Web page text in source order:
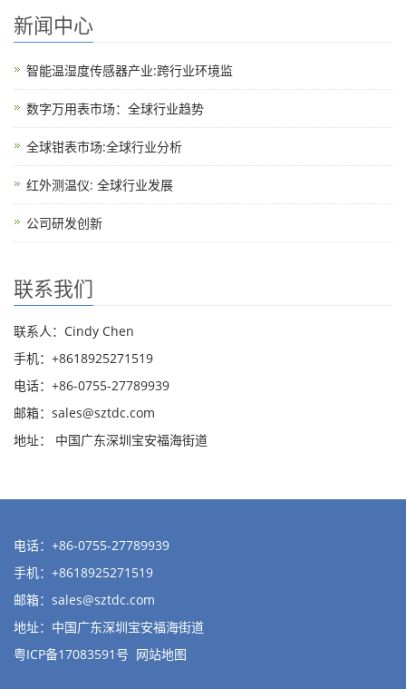
新闻中心
智能温湿度传感器产业:跨行业环境监
数字万用表市场：全球行业趋势
全球钳表市场:全球行业分析
红外测温仪: 全球行业发展
公司研发创新
联系我们
联系人：Cindy Chen
手机：+8618925271519
电话：+86-0755-27789939
邮箱： sales@sztdc.com
地址： 中国广东深圳宝安福海街道
电话：+86-0755-27789939
手机：+8618925271519
邮箱： sales@sztdc.com
地址：中国广东深圳宝安福海街道
粤ICP备17083591号 网站地图